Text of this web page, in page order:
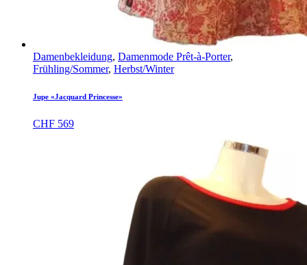
Damenbekleidung, Damenmode Prêt-à-Porter,
Frühling/Sommer, Herbst/Winter
Jupe «Jacquard Princesse»
CHF 569